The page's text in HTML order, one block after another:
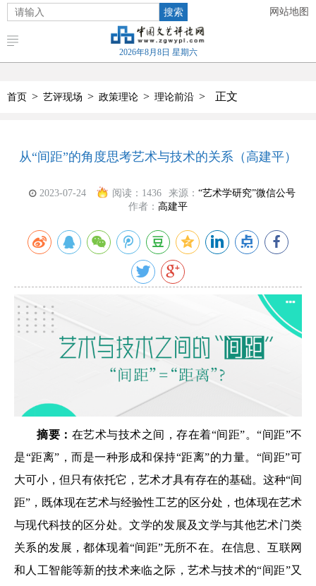
搜索 网站地图
2026年8月8日 星期六
首页 > 艺评现场 > 政策理论 > 理论前沿 > 正文
从“间距”的角度思考艺术与技术的关系（高建平）
2023-07-24 阅读： 1436 来源： “艺术学研究”微信公号
作者： 高建平
摘要： 在艺术与技术之间，存在着“间距”。“间距”不
是“距离”，而是一种形成和保持“距离”的力量。“间距”可
大可小，但只有依托它，艺术才具有存在的基础。这种“间
距”，既体现在艺术与经验性工艺的区分处，也体现在艺术
与现代科技的区分处。文学的发展及文学与其他艺术门类
关系的发展，都体现着“间距”无所不在。在信息、互联网
和人工智能等新的技术来临之际，艺术与技术的“间距”又